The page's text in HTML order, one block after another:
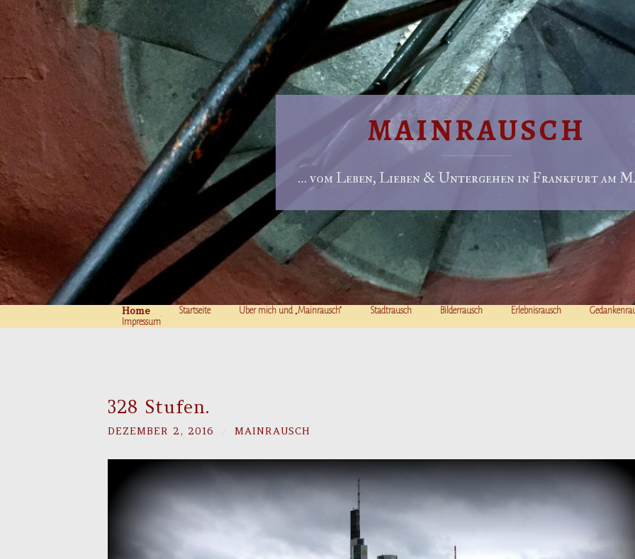
MAINRAUSCH
… vom Leben, Lieben & Untergehen in Frankfurt am
Home Startseite Über mich und „Mainrausch“ Stadtrausch Bilderrausch Erlebnisrausch
Impressum
328 Stufen.
DEZEMBER 2, 2016 MAINRAUSCH